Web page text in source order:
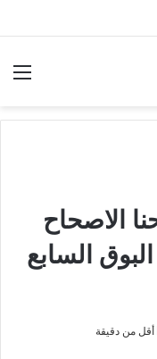
الاصحاح
السابع
أقل من دقيقة